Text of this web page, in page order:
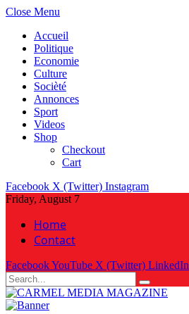
Close Menu
Accueil
Politique
Economie
Culture
Socièté
Annonces
Sport
Videos
Shop
Checkout
Cart
Facebook X (Twitter) Instagram
Friday, August 7
Home
Contact
FacebookYouTube X (Twitter) LinkedIn